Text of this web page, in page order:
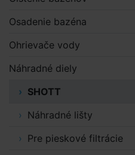
Osadenie bazéna
Ohrievače vody
Náhradné diely
SHOTT
Náhradné lišty
Pre pieskové filtrácie